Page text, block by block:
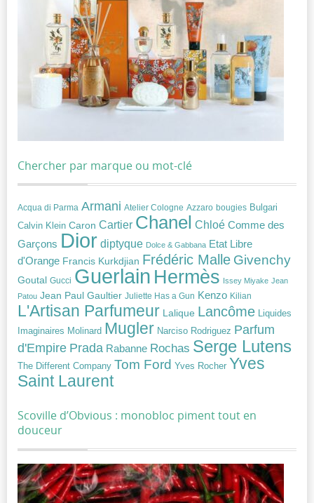
Chercher par marque ou mot-clé
Acqua di Parma Armani Atelier Cologne Azzaro bougies Bulgari
Calvin Klein Caron Cartier Chanel Chloé Comme des
Garçons Dior diptyque Dolce & Gabbana Etat Libre
d'Orange Francis Kurkdjian Frédéric Malle Givenchy
Goutal Gucci Guerlain Hermès Issey Miyake Jean
Patou Jean Paul Gaultier Juliette Has a Gun Kenzo Kilian
L'Artisan Parfumeur Lalique Lancôme Liquides
Imaginaires Molinard Mugler Narciso Rodriguez Parfum
d'Empire Prada Rabanne Rochas Serge Lutens
The Different Company Tom Ford Yves Rocher Yves
Saint Laurent
Scoville d’Obvious : monobloc piment tout en
douceur